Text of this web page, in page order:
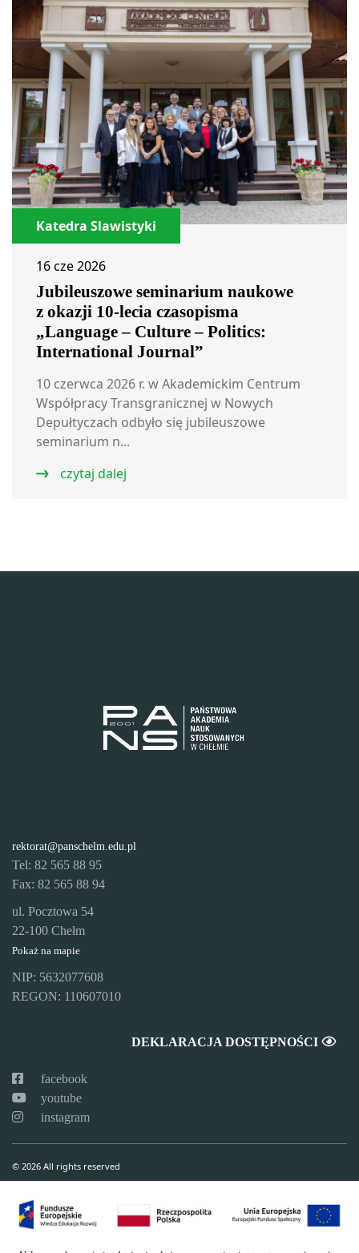
Katedra Slawistyki
16 cze 2026
Jubileuszowe seminarium naukowe
z okazji 10-lecia czasopisma
„Language – Culture – Politics:
International Journal”
10 czerwca 2026 r. w Akademickim Centrum
Współpracy Transgranicznej w Nowych
Depułtyczach odbyło się jubileuszowe
seminarium n...
czytaj dalej
rektorat@panschelm.edu.pl
Tel: 82 565 88 95
Fax: 82 565 88 94
ul. Pocztowa 54
22-100 Chełm
Pokaż na mapie
NIP: 5632077608
REGON: 110607010
DEKLARACJA DOSTĘPNOŚCI
facebook
youtube
instagram
© 2026 All rights reserved